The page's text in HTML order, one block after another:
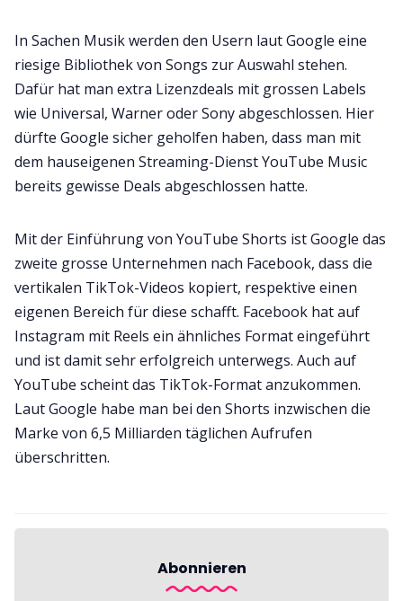
In Sachen Musik werden den Usern laut Google eine
riesige Bibliothek von Songs zur Auswahl stehen.
Dafür hat man extra Lizenzdeals mit grossen Labels
wie Universal, Warner oder Sony abgeschlossen. Hier
dürfte Google sicher geholfen haben, dass man mit
dem hauseigenen Streaming-Dienst YouTube Music
bereits gewisse Deals abgeschlossen hatte.
Mit der Einführung von YouTube Shorts ist Google das
zweite grosse Unternehmen nach Facebook, dass die
vertikalen TikTok-Videos kopiert, respektive einen
eigenen Bereich für diese schafft. Facebook hat auf
Instagram mit Reels ein ähnliches Format eingeführt
und ist damit sehr erfolgreich unterwegs. Auch auf
YouTube scheint das TikTok-Format anzukommen.
Laut Google habe man bei den Shorts inzwischen die
Marke von 6,5 Milliarden täglichen Aufrufen
überschritten.
Abonnieren